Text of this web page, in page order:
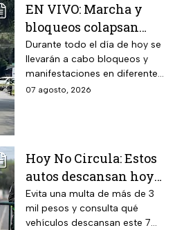
EN VIVO: Marcha y
bloqueos colapsan
calles por cierres en
CDMX hoy
Durante todo el día de hoy se
llevarán a cabo bloqueos y
manifestaciones en diferentes
zonas de la CDMX por lo que
07 agosto, 2026
Hoy No Circula: Estos
autos descansan hoy
viernes 7 de agosto en
CDMX y EDOMEX
Evita una multa de más de 3
mil pesos y consulta qué
vehículos descansan este 7